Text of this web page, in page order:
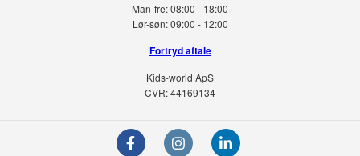
Man-fre:08:00 - 18:00
Lør-søn:09:00 - 12:00
Fortryd aftale
Kids-world ApS
CVR: 44169134